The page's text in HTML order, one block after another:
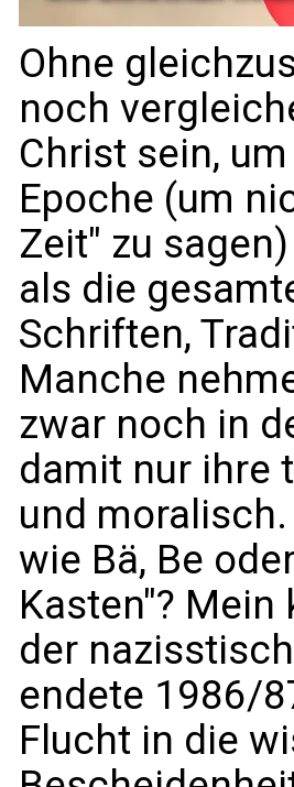
Ohne
noch
Christ sein,
Epoche (um
Zeit" zu
als die
Schriften,
Manche
zwar noch in
damit nur ihre
und
wie Bä, Be
Kasten"?
der
endete 1986/
Flucht in die